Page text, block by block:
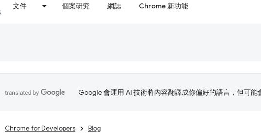
文件 個案研究 網誌 Chrome 新功能
Google 會運用 AI 技術將內容翻譯成你偏好的語言，但可能
Chrome for Developers Blog